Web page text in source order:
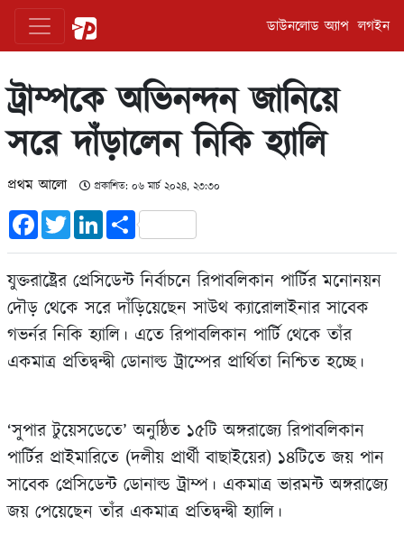
ডাউনলোড অ্যাপ লগইন
ট্রাম্পকে অভিনন্দন জানিয়ে
সরে দাঁড়ালেন নিকি হ্যালি
প্রথম আলো প্রকাশিত: ০৬ মার্চ ২০২৪, ২৩:৩০
FacebookTwitterLinkedInShare
যুক্তরাষ্ট্রের প্রেসিডেন্ট নির্বাচনে রিপাবলিকান পার্টির মনোনয়ন
দৌড় থেকে সরে দাঁড়িয়েছেন সাউথ ক্যারোলাইনার সাবেক
গভর্নর নিকি হ্যালি। এতে রিপাবলিকান পার্টি থেকে তাঁর
একমাত্র প্রতিদ্বন্দ্বী ডোনাল্ড ট্রাম্পের প্রার্থিতা নিশ্চিত হচ্ছে।
‘সুপার টুয়েসডেতে’ অনুষ্ঠিত ১৫টি অঙ্গরাজ্যে রিপাবলিকান
পার্টির প্রাইমারিতে (দলীয় প্রার্থী বাছাইয়ের) ১৪টিতে জয় পান
সাবেক প্রেসিডেন্ট ডোনাল্ড ট্রাম্প। একমাত্র ভারমন্ট অঙ্গরাজ্যে
জয় পেয়েছেন তাঁর একমাত্র প্রতিদ্বন্দ্বী হ্যালি।